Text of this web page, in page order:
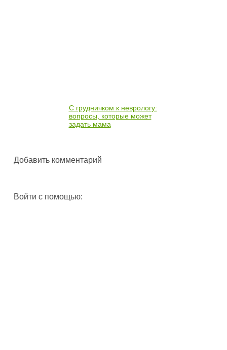
С грудничком к неврологу:
вопросы, которые может
задать мама
Добавить комментарий
Войти с помощью: